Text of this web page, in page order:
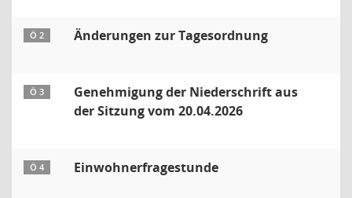
Ö 2 Änderungen zur Tagesordnung
Ö 3
Genehmigung der Niederschrift aus
der Sitzung vom 20.04.2026
Ö 4 Einwohnerfragestunde